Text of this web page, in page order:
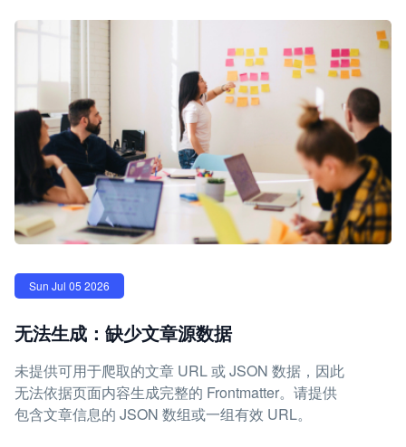
Sun Jul 05 2026
无法生成：缺少文章源数据
未提供可用于爬取的文章 URL 或 JSON 数据，因此
无法依据页面内容生成完整的 Frontmatter。请提供
包含文章信息的 JSON 数组或一组有效 URL。